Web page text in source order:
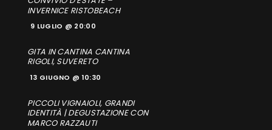
INVERNICE RISTOBEACH
9 LUGLIO @ 20:00
GITA IN CANTINA CANTINA
RIGOLI, SUVERETO
13 GIUGNO @ 10:30
PICCOLI VIGNAIOLI, GRANDI
IDENTITÀ | DEGUSTAZIONE CON
MARCO RAZZAUTI